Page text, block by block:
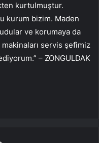
kurtulmuştur.
kurum bizim. Maden
ve korumaya da
servis şefimiz
– ZONGULDAK